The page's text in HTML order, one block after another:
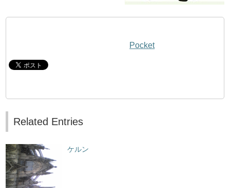
Pocket
Related Entries
ケルン